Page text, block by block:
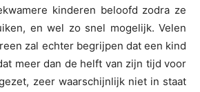
kinderen beloofd zodra ze
en wel zo snel mogelijk. Velen
zal echter begrijpen dat een kind
meer dan de helft van zijn tijd voor
zeer waarschijnlijk niet in staat